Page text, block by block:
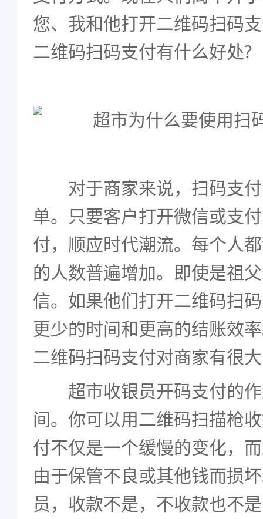
您、我和他打开二维码扫码
二维码扫码支付有什么好处?
对于商家来说，扫码支付
单。只要客户打开微信或支
付，顺应时代潮流。每个人
的人数普遍增加。即使是祖
信。如果他们打开二维码扫
更少的时间和更高的结账效
二维码扫码支付对商家有很
超市收银员开码支付的作
间。你可以用二维码扫描枪
付不仅是一个缓慢的变化，
由于保管不良或其他钱而损
员，收款不是，不收款也不